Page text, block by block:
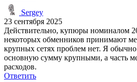
Sergey
23 сентября 2025
Действительно, купюры номиналом
некоторых обменников принимают
крупных сетях проблем нет. Я
основную сумму крупными, а часть
расходов.
Ответить